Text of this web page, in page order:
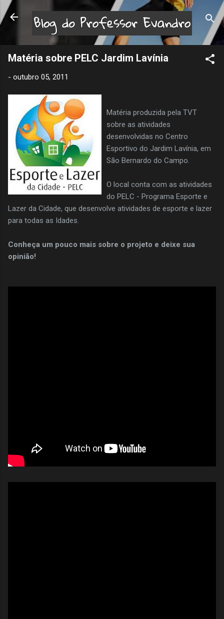
Pular para o conteúdo principal
Matéria sobre PELC Jardim Lavínia
- outubro 05, 2011
Matéria produzida pela TVT
sobre as atividades
desenvolvidas no Centro
Esportivo do Jardim Lavínia, em
São Bernardo do Campo.
O local conta com as atividades
do PELC - Programa Esporte e
Lazer da Cidade, que desenvolve atividades de esporte e lazer
para todas as Idades.
Conheça um pouco mais sobre o projeto e deixe sua
opinião!